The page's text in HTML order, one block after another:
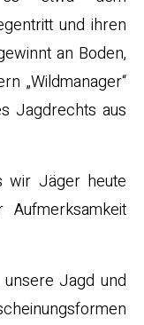
und ihren
an Boden,
„Wildmanager“
Jagdrechts aus
wir Jäger heute
Jagd und